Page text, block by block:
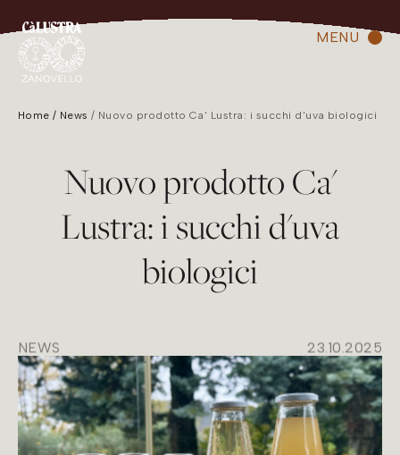
MENU
Home News Nuovo prodotto Ca' Lustra: i succhi d'uva biologici
Nuovo prodotto Ca'
Lustra: i succhi d'uva
biologici
NEWS 23.10.2025